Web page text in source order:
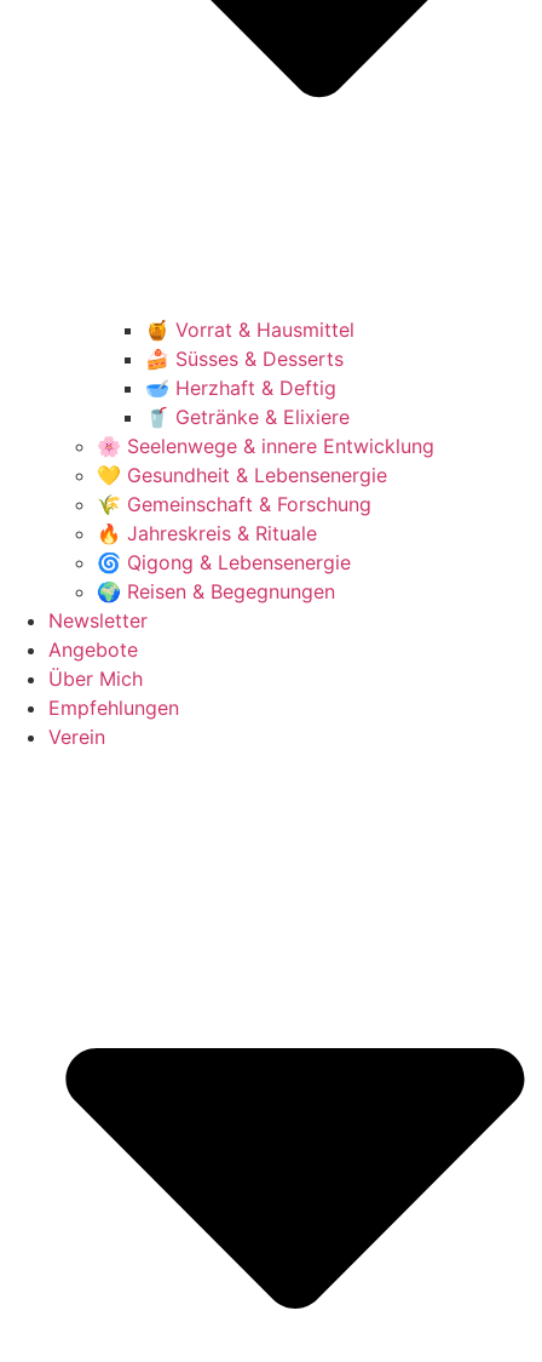
🍯 Vorrat & Hausmittel
🍰 Süsses & Desserts
🥣 Herzhaft & Deftig
🥤 Getränke & Elixiere
🌸 Seelenwege & innere Entwicklung
💛 Gesundheit & Lebensenergie
🌾 Gemeinschaft & Forschung
🔥 Jahreskreis & Rituale
🌀 Qigong & Lebensenergie
🌍 Reisen & Begegnungen
Newsletter
Angebote
Über Mich
Empfehlungen
Verein